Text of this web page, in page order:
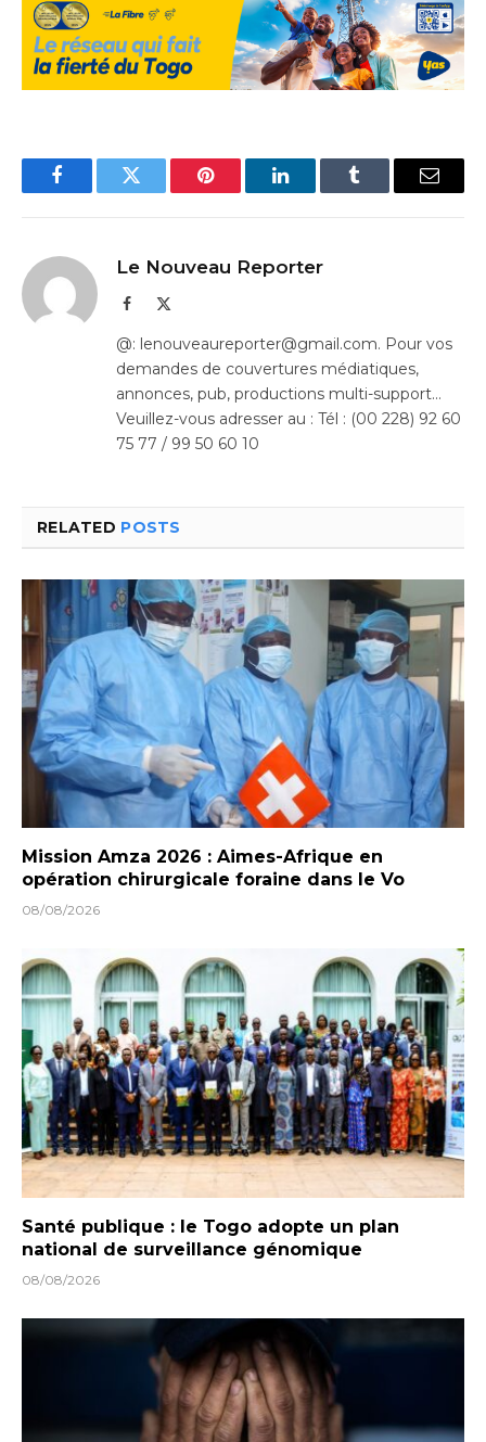
FacebookTwitter Pinterest LinkedInTumblr Email
Le Nouveau Reporter
Facebook
@: lenouveaureporter@gmail.com. Pour vos
demandes de couvertures médiatiques,
annonces, pub, productions multi-support…
Veuillez-vous adresser au : Tél : (00 228) 92 60
75 77 / 99 50 60 10
RELATED POSTS
Mission Amza 2026 : Aimes-Afrique en
opération chirurgicale foraine dans le Vo
08/08/2026
Santé publique : le Togo adopte un plan
national de surveillance génomique
08/08/2026